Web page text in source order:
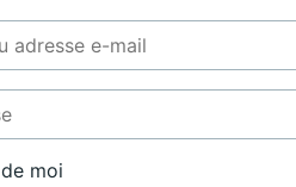
Delabre
moi